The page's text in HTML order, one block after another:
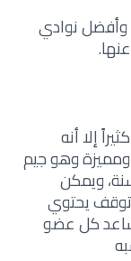
وأفضل نوادي
إلا أنه
وهو جيم
في السنة، ويمكن
ساعة بدون توقف يحتوي
كل عضو